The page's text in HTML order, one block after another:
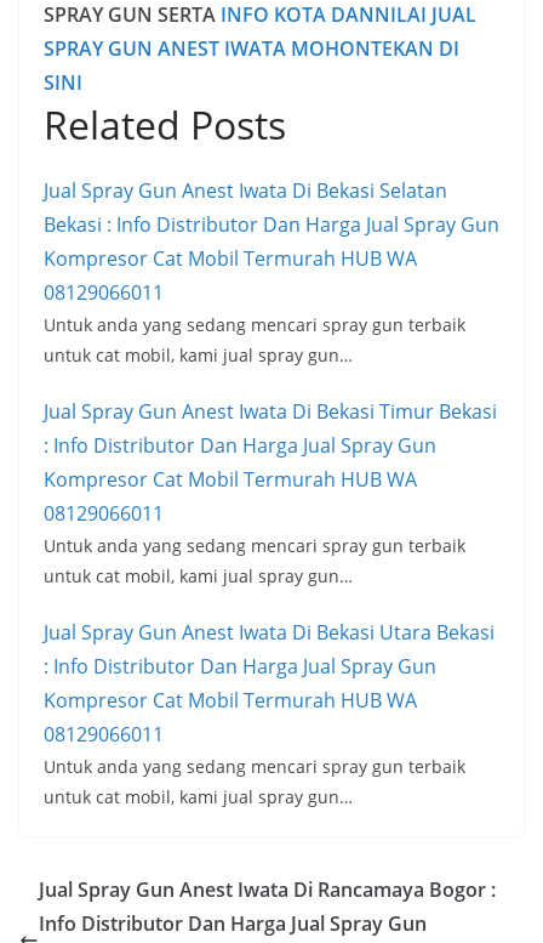
SPRAY GUN SERTA INFO KOTA DANNILAI JUAL
SPRAY GUN ANEST IWATA MOHONTEKAN DI
SINI
Related Posts
Jual Spray Gun Anest Iwata Di Bekasi Selatan
Bekasi : Info Distributor Dan Harga Jual Spray Gun
Kompresor Cat Mobil Termurah HUB WA
08129066011
Untuk anda yang sedang mencari spray gun terbaik
untuk cat mobil, kami jual spray gun…
Jual Spray Gun Anest Iwata Di Bekasi Timur Bekasi
: Info Distributor Dan Harga Jual Spray Gun
Kompresor Cat Mobil Termurah HUB WA
08129066011
Untuk anda yang sedang mencari spray gun terbaik
untuk cat mobil, kami jual spray gun…
Jual Spray Gun Anest Iwata Di Bekasi Utara Bekasi
: Info Distributor Dan Harga Jual Spray Gun
Kompresor Cat Mobil Termurah HUB WA
08129066011
Untuk anda yang sedang mencari spray gun terbaik
untuk cat mobil, kami jual spray gun…
Jual Spray Gun Anest Iwata Di Rancamaya Bogor :
Info Distributor Dan Harga Jual Spray Gun